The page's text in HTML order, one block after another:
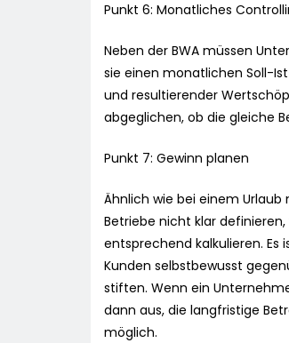
Punkt 6: Monatliches
Neben der BWA müssen
sie einen monatlichen Soll-
und resultierender
abgeglichen, ob die gleiche
Punkt 7: Gewinn planen
Ähnlich wie bei einem
Betriebe nicht klar
entsprechend kalkulieren.
Kunden selbstbewusst
stiften. Wenn ein
dann aus, die langfristige
möglich.